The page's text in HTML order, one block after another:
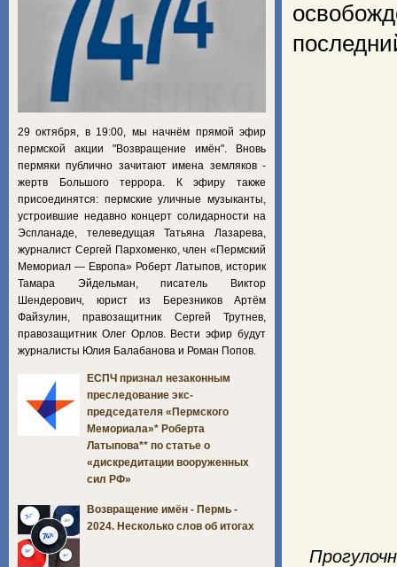
29 октября, в 19:00, мы начнём прямой эфир
пермской акции "Возвращение имён". Вновь
пермяки публично зачитают имена земляков -
жертв Большого террора. К эфиру также
присоединятся: пермские уличные музыканты,
устроившие недавно концерт солидарности на
Эспланаде, телеведущая Татьяна Лазарева,
журналист Сергей Пархоменко, член «Пермский
Мемориал — Европа» Роберт Латыпов, историк
Тамара Эйдельман, писатель Виктор
Шендерович, юрист из Березников Артём
Файзулин, правозащитник Сергей Трутнев,
правозащитник Олег Орлов. Вести эфир будут
журналисты Юлия Балабанова и Роман Попов.
ЕСПЧ признал незаконным
преследование экс-
председателя «Пермского
Мемориала»* Роберта
Латыпова** по статье о
«дискредитации вооруженных
сил РФ»
Возвращение имён - Пермь -
2024. Несколько слов об итогах